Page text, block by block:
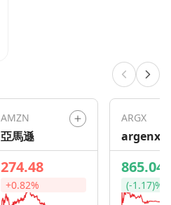
AMZN
亞馬遜
274.48
+0.82%
ARGX
argenx
865.04
(-1.17)%